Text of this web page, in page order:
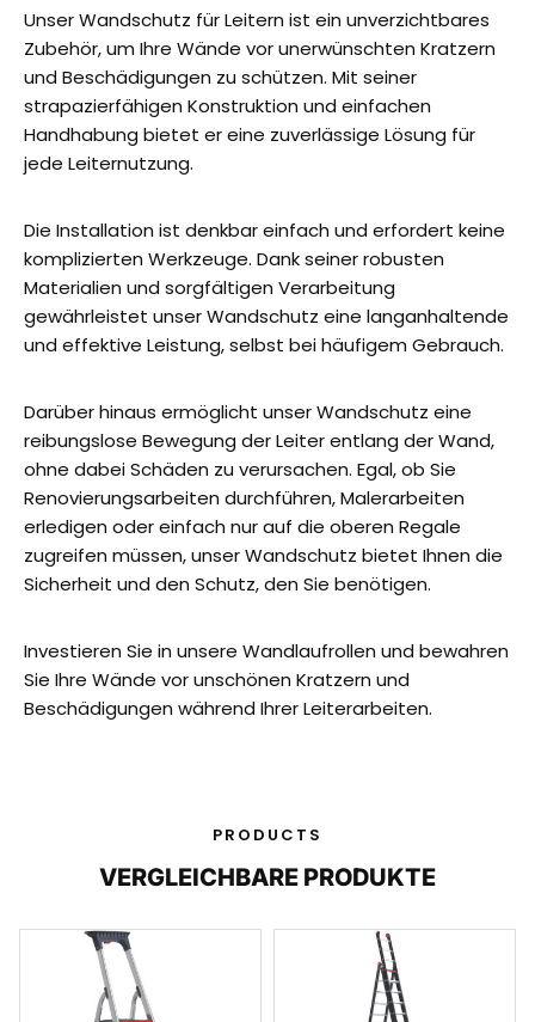
Unser Wandschutz für Leitern ist ein unverzichtbares
Zubehör, um Ihre Wände vor unerwünschten Kratzern
und Beschädigungen zu schützen. Mit seiner
strapazierfähigen Konstruktion und einfachen
Handhabung bietet er eine zuverlässige Lösung für
jede Leiternutzung.
Die Installation ist denkbar einfach und erfordert keine
komplizierten Werkzeuge. Dank seiner robusten
Materialien und sorgfältigen Verarbeitung
gewährleistet unser Wandschutz eine langanhaltende
und effektive Leistung, selbst bei häufigem Gebrauch.
Darüber hinaus ermöglicht unser Wandschutz eine
reibungslose Bewegung der Leiter entlang der Wand,
ohne dabei Schäden zu verursachen. Egal, ob Sie
Renovierungsarbeiten durchführen, Malerarbeiten
erledigen oder einfach nur auf die oberen Regale
zugreifen müssen, unser Wandschutz bietet Ihnen die
Sicherheit und den Schutz, den Sie benötigen.
Investieren Sie in unsere Wandlaufrollen und bewahren
Sie Ihre Wände vor unschönen Kratzern und
Beschädigungen während Ihrer Leiterarbeiten.
PRODUCTS
VERGLEICHBARE PRODUKTE